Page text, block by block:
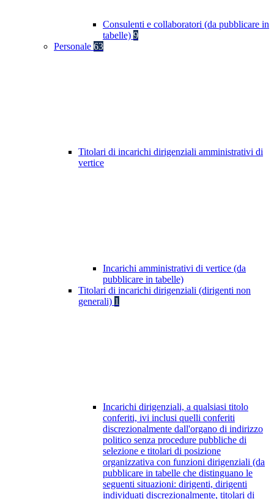
Consulenti e collaboratori (da pubblicare in
tabelle) 9
Personale 63
Titolari di incarichi dirigenziali amministrativi di
vertice
Incarichi amministrativi di vertice (da
pubblicare in tabelle)
Titolari di incarichi dirigenziali (dirigenti non
generali) 1
Incarichi dirigenziali, a qualsiasi titolo
conferiti, ivi inclusi quelli conferiti
discrezionalmente dall'organo di indirizzo
politico senza procedure pubbliche di
selezione e titolari di posizione
organizzativa con funzioni dirigenziali (da
pubblicare in tabelle che distinguano le
seguenti situazioni: dirigenti, dirigenti
individuati discrezionalmente, titolari di